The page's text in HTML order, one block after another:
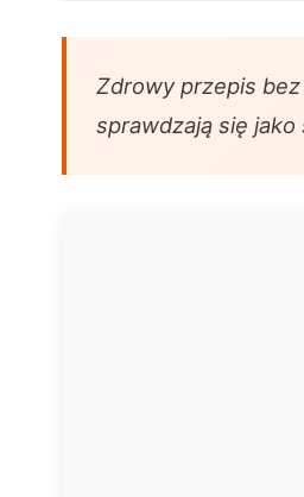
Zdrowy przepis
sprawdzają się